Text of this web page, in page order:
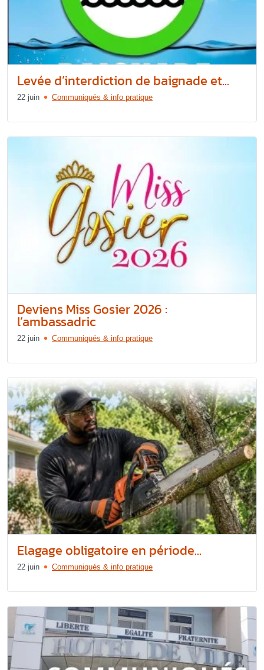
Levée d’interdiction de baignade et...
22 juin Communiqués & info pratique
Deviens Miss Gosier 2026 :
l’ambassadric
22 juin Communiqués & info pratique
Elagage obligatoire en période...
22 juin Communiqués & info pratique